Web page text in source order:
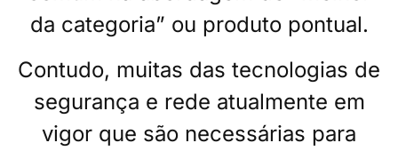
da categoria” ou produto pontual.
Contudo, muitas das tecnologias de
segurança e rede atualmente em
vigor que são necessárias para